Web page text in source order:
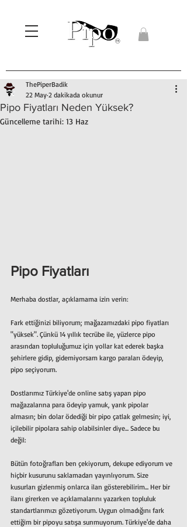
Pipo Fiyatları Neden Yüksek?
ThePiperBadik
22 May 2 dakikada okunur
Güncelleme tarihi: 13 Haz
Pipo Fiyatları
Merhaba dostlar, açıklamama izin verin:
Fark ettiğinizi biliyorum; mağazamızdaki pipo fiyatları
"yüksek". Çünkü 14 yıllık tecrübe ile, yüzlerce pipo
arasından topluluğumuz için yollar kat ederek başka
şehirlere gidip, gidemiyorsam kargo paraları ödeyip,
pipo seçiyorum.
Dostlarımız Türkiye'de online satış yapan pipo
mağazalarına para ödeyip yamuk, yarık pipolar
almasın; bin dolar ödediği bir pipo çatlak gelmesin; iyi,
içilebilir pipolara sahip olabilsinler diye... Sadece bu
değil:
Bütün fotoğrafları ben çekiyorum, dekupe ediyorum ve
hiçbir kusurunu saklamadan yayınlıyorum. Size
kusurları gizlenmiş onlarca ilan gösterebilirim... Her bir
ilanı girerken ve açıklamalarını yazarken topluluk
standartlarımızı gözetiyorum. Uygun olmadığını fark
ettiğim bir pipoyu satışa sunmuyorum. Türkiye'de daha